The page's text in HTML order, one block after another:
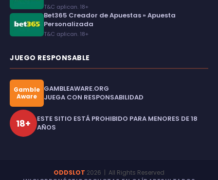
T&C aplican. 18+
Bet365 Creador de Apuestas » Apuesta
Personalizada
T&C aplican. 18+
JUEGO RESPONSABLE
Gamble
Aware
GAMBLEAWARE.ORG
JUEGA CON RESPONSABILIDAD
18+
ESTE SITIO ESTÁ PROHIBIDO PARA MENORES DE 18
AÑOS
ODDSLOT 2026 | All Rights Reserved